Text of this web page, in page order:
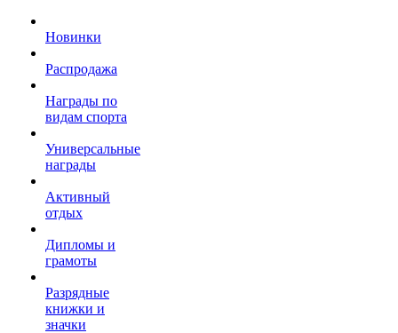
Новинки
Распродажа
Награды по
видам спорта
Универсальные
награды
Активный
отдых
Дипломы и
грамоты
Разрядные
книжки и
значки